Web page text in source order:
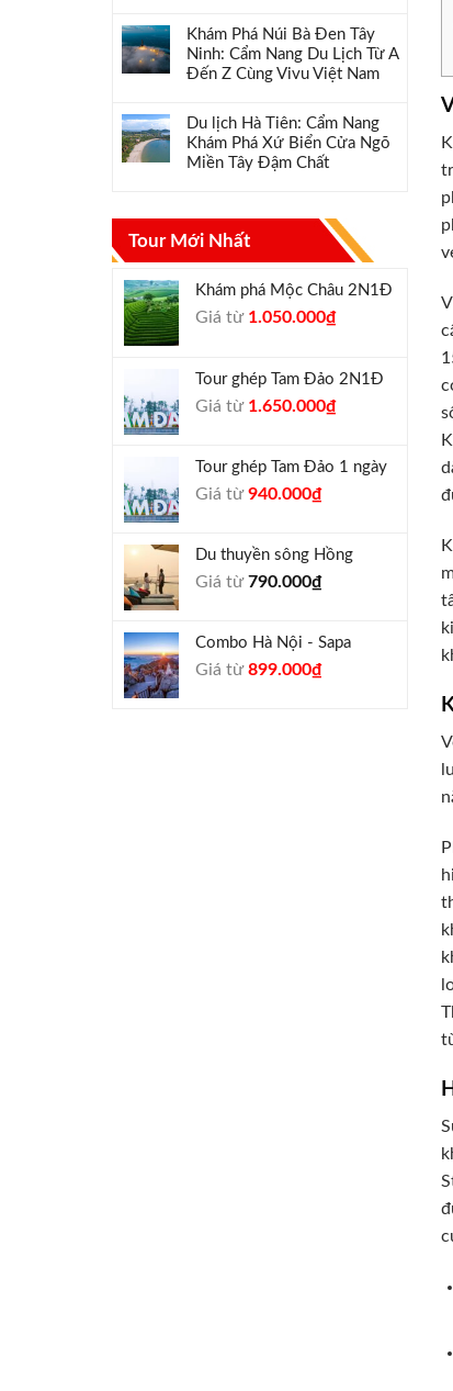
Khám Phá Núi Bà Đen Tây
Ninh: Cẩm Nang Du Lịch Từ A
Đến Z Cùng Vivu Việt Nam
Du lịch Hà Tiên: Cẩm Nang
Khám Phá Xứ Biển Cửa Ngõ
Miền Tây Đậm Chất
Tour Mới Nhất
Khám phá Mộc Châu 2N1Đ
Giá từ Giá
1.300.000₫.
1.050.000₫Giá
là:
Tour ghép Tam Đảo 2N1Đ
Giá từ Giá
1.800.000₫.
1.650.000₫Giá
là:
Tour ghép Tam Đảo 1 ngày
Giá từGiá
1.000.000₫.
940.000₫Giá
là:
Du thuyền sông Hồng
Giá từ790.000₫
Combo Hà Nội - Sapa
Giá từGiá
899.000₫Giá